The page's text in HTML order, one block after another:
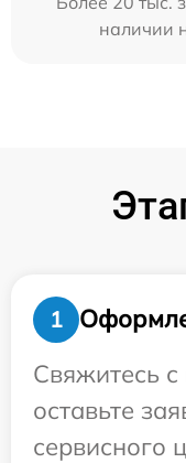
наличии
1
Свяжитесь
оставьте
сервисного